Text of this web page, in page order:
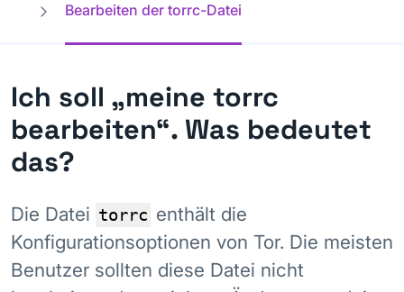
Bearbeiten der torrc-Datei
Ich soll „meine torrc
bearbeiten“. Was bedeutet
das?
Die Datei torrc enthält die
Konfigurationsoptionen von Tor. Die meisten
Benutzer sollten diese Datei nicht